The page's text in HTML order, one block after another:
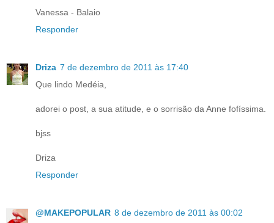
Vanessa - Balaio
Responder
Driza 7 de dezembro de 2011 às 17:40
Que lindo Medéia,
adorei o post, a sua atitude, e o sorrisão da Anne fofíssima.
bjss
Driza
Responder
@MAKEPOPULAR 8 de dezembro de 2011 às 00:02